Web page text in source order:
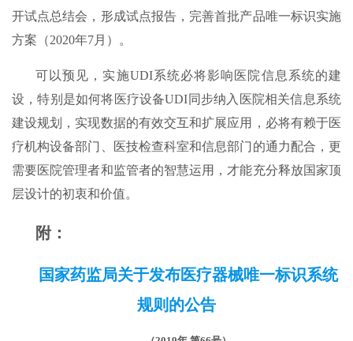
开试点总结会，形成试点报告，完善首批产品唯一标识实施
方案（2020年7月）。
可以预见，实施UDI系统必将影响医院信息系统的建
设，特别是如何将医疗设备UDI同步纳入医院相关信息系统
建设规划，实现数据的有效交互和扩展应用，必将有赖于医
疗机构设备部门、医技检查科室和信息部门的通力配合，更
需要医院管理者和监管者的智慧运用，才能充分释放国家顶
层设计的初衷和价值。
附：
国家药监局关于发布医疗器械唯一标识系统
规则的公告